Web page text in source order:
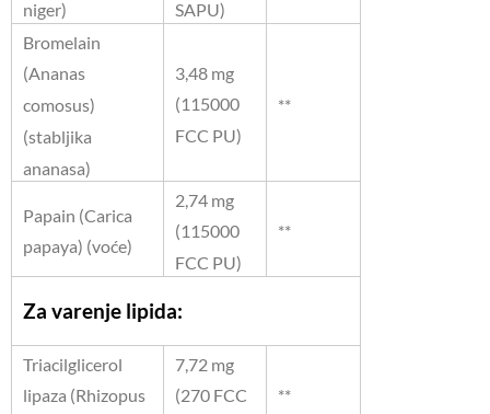
niger)
SAPU)
Bromelain
(Ananas
comosus)
(stabljika
ananasa)
3,48 mg
(115000
FCC PU)
**
Papain (Carica
papaya) (voće)
2,74 mg
(115000
FCC PU)
**
Za varenje lipida:
Triacilglicerol
lipaza (Rhizopus
7,72 mg
(270 FCC
**